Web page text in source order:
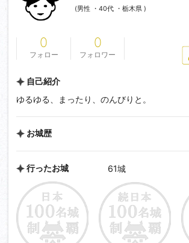
(男性 ・40代 ・栃木県 )
0
フォロー
0
フォロワー
自己紹介
ゆるゆる、まったり、のんびりと。
お城歴
行ったお城 61城